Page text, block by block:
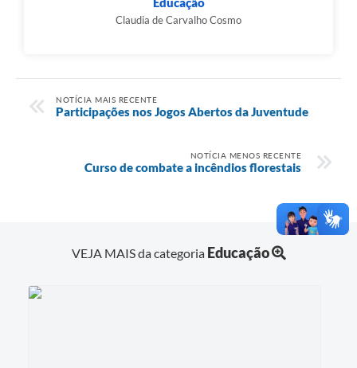
Claudia de Carvalho Cosmo
NOTÍCIA MAIS RECENTE
Participações nos Jogos Abertos da Juventude
NOTÍCIA MENOS RECENTE
Curso de combate a incêndios florestais
VEJA MAIS da categoria Educação